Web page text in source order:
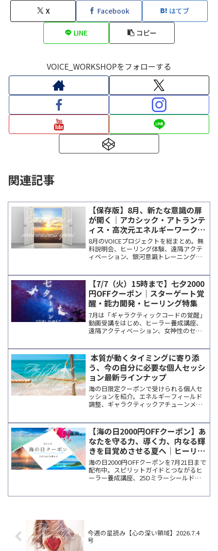
X Facebook はてブ
LINE コピー
VOICE_WORKSHOPをフォローする
関連記事
【保存版】8月、新たな意識の扉
が開く｜アカシック・アトランテ
ィス・高次元エネルギーワーク特
集
8月のVOICEプロジェクトを総まとめ。無
料説明会、ヒーリング体験、遠隔アクテ
ィベーション、銀河意識トレーニング、
す。
【7/7（火）15時まで】七夕2000
円OFFクーポン｜スターゲート覚
醒・能力開発・ヒーリング特集
7月は「ギャラクティックコードの覚醒」
動画受講をはじめ、ヒーラー養成講座、
遠隔アクティベーション、女神性のセレ
添う学びをまとめてご紹介します。
本質が動くタイミングに寄り添
う、今の自分に必要な個人セッシ
ョン最新ラインナップ
海の日限定クーポンで受けられる個人セ
ッションを紹介。エネルギーフィールド
調整、ギャラクティックアチューンメン
【海の日2000円OFFクーポン】あ
なたを守る力、導く力、内なる輝
きを目覚めさせる夏へ｜ヒーリン
グ＆能力開発特集
海の日2000円OFFクーポンを7月21日まで
配布中。スピリットガイドとつながるヒ
ーラー養成講座、25Dミラーシールドに
今週の星読み【心の深い領域】2026.7.4
号